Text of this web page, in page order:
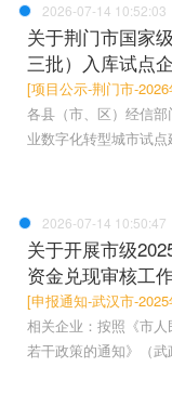
2026-07-14 10:52:03
关于荆门市国家
三批）入库试点
[项目公示-荆门市-2026
各县（市、区）经信
业数字化转型城市试
2026-07-14 10:50:47
关于开展市级
资金兑现审核工
[申报通知-武汉市-2025
相关企业：按照《市
若干政策的通知》（